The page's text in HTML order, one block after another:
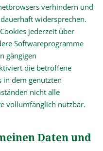
verhindern und
widersprechen.
jederzeit über
Softwareprogramme
gängigen
die betroffene
in dem genutzten
nicht alle
vollumfänglich nutzbar.
Daten und